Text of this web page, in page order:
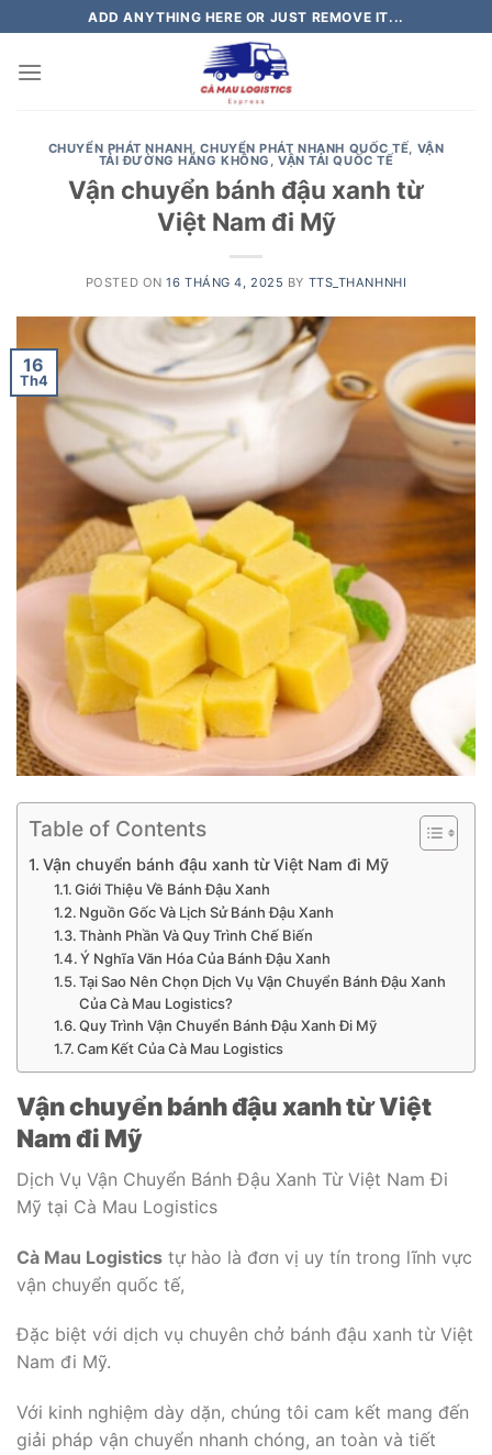
to
content
ADD ANYTHING HERE OR JUST REMOVE IT...
CHUYỂN PHÁT NHANH,CHUYỂN PHÁT NHANH QUỐC TẾ, VẬN
TẢI ĐƯỜNG HÀNG KHÔNG , VẬN TẢI QUỐC TẾ
Vận chuyển bánh đậu xanh từ
Việt Nam đi Mỹ
POSTED ON16 THÁNG 4, 2025 BY TTS_THANHNHI
16
Th4
Table of Contents
Vận chuyển bánh đậu xanh từ Việt Nam đi Mỹ
Giới Thiệu Về Bánh Đậu Xanh
Nguồn Gốc Và Lịch Sử Bánh Đậu Xanh
Thành Phần Và Quy Trình Chế Biến
Ý Nghĩa Văn Hóa Của Bánh Đậu Xanh
Tại Sao Nên Chọn Dịch Vụ Vận Chuyển Bánh Đậu Xanh
Của Cà Mau Logistics?
Quy Trình Vận Chuyển Bánh Đậu Xanh Đi Mỹ
Cam Kết Của Cà Mau Logistics
Vận chuyển bánh đậu xanh từ Việt
Nam đi Mỹ
Dịch Vụ Vận Chuyển Bánh Đậu Xanh Từ Việt Nam Đi
Mỹ tại Cà Mau Logistics
Cà Mau Logistics tự hào là đơn vị uy tín trong lĩnh vực
vận chuyển quốc tế,
Đặc biệt với dịch vụ chuyên chở bánh đậu xanh từ Việt
Nam đi Mỹ.
Với kinh nghiệm dày dặn, chúng tôi cam kết mang đến
giải pháp vận chuyển nhanh chóng, an toàn và tiết